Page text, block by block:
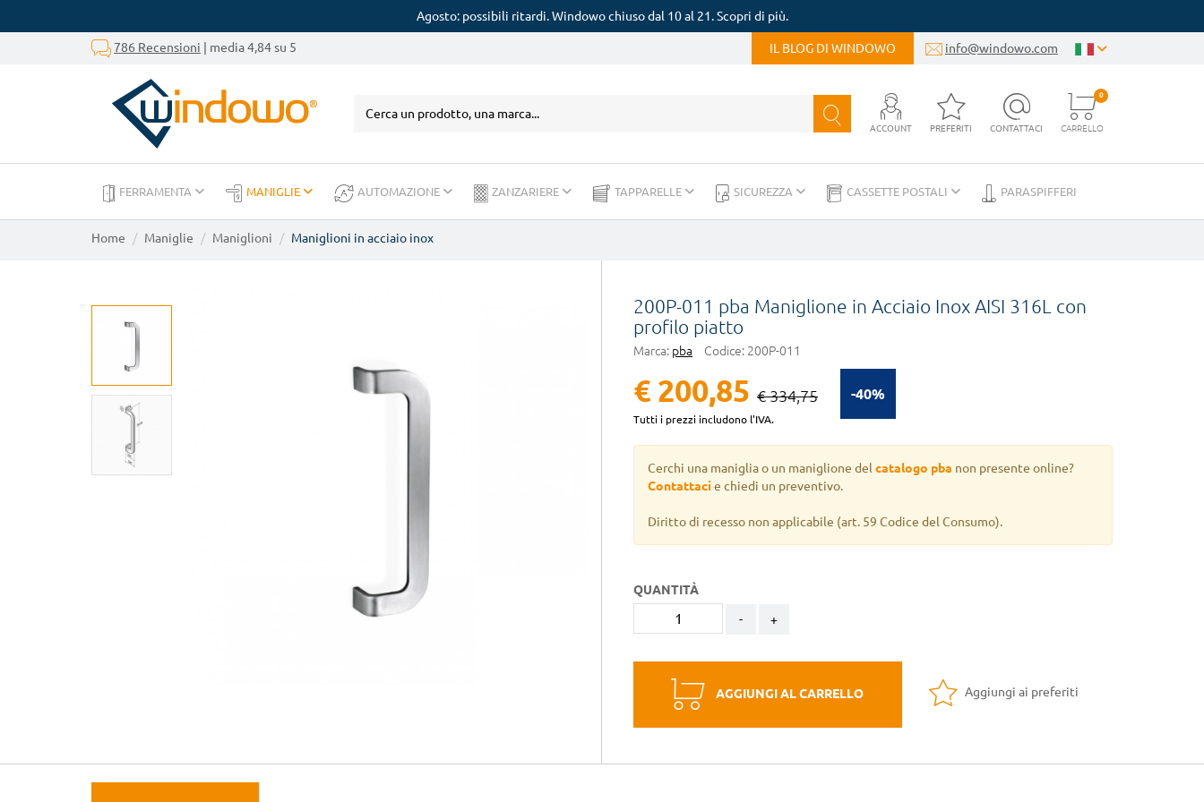
Agosto: possibili ritardi. Windowo chiuso dal 10 al 21. Scopri di più.
786 Recensioni | media 4,84 su 5 IL BLOG DI WINDOWO info@windowo.com
ACCOUNT PREFERITI CONTATTACI CARRELLO
0
FERRAMENTA MANIGLIE AUTOMAZIONE ZANZARIERE TAPPARELLE SICUREZZA CASSETTE POSTALI PARASPIFFERI
Home Maniglie Maniglioni Maniglioni in acciaio inox
200P-011 pba Maniglione in Acciaio Inox AISI 316L con
profilo piatto
Marca: pba Codice: 200P-011
-40%
€ 200,85 € 334,75
Tutti i prezzi includono l'IVA.
Cerchi una maniglia o un maniglione del catalogo pba non presente online?
Contattacie chiedi un preventivo.
Diritto di recesso non applicabile (art. 59 Codice del Consumo).
QUANTITÀ
- +
AGGIUNGI AL CARRELLO Aggiungi ai preferiti